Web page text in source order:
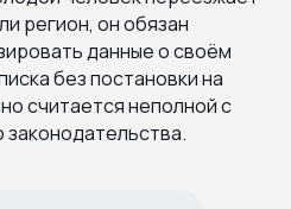
регион, он обязан
данные о своём
без постановки на
считается неполной с
законодательства.